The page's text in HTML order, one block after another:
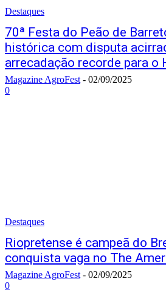
Destaques
70ª Festa do Peão de
histórica com disputa
arrecadação recorde para o
Magazine AgroFest - 02/09/2025
0
Destaques
Riopretense é campeã do
conquista vaga no The
Magazine AgroFest - 02/09/2025
0